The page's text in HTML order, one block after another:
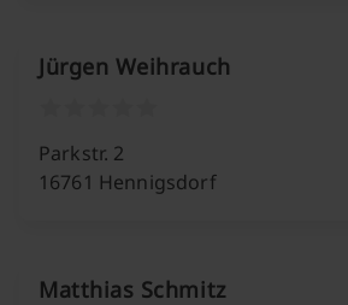
Jürgen Weihrauch
Parkstr. 2
16761 Hennigsdorf
Matthias Schmitz